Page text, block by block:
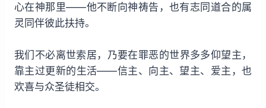
心在神那里——他不断向神祷告，也有志同道合的属
灵同伴彼此扶持。
我们不必离世索居，乃要在罪恶的世界多多仰望主，
靠主过更新的生活——信主、向主、望主、爱主，也
欢喜与众圣徒相交。